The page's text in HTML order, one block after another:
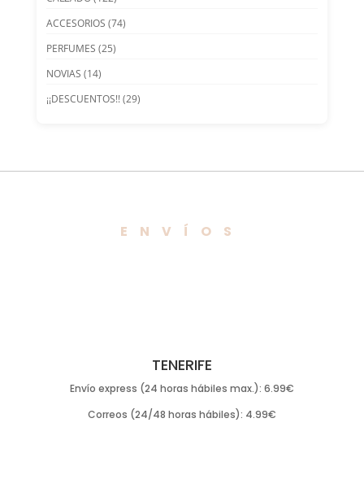
ACCESORIOS (74)
PERFUMES (25)
NOVIAS (14)
¡¡DESCUENTOS!!(29)
ENVÍOS
TENERIFE
Envío express (24 horas hábiles max.): 6.99€
Correos (24/48 horas hábiles): 4.99€